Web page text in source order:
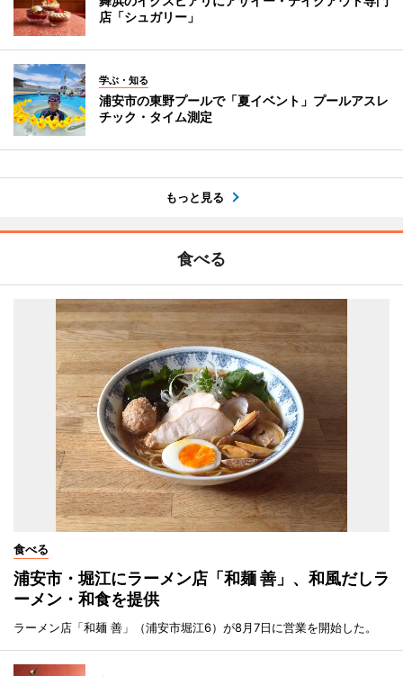
店「シュガリー」
学ぶ・知る
浦安市の東野プールで「夏イベント」プールアスレ
チック・タイム測定
もっと見る
食べる
食べる
浦安市・堀江にラーメン店「和麺 善」、和風だしラ
ーメン・和食を提供
ラーメン店「和麺 善」（浦安市堀江6）が8月7日に営業を開始した。